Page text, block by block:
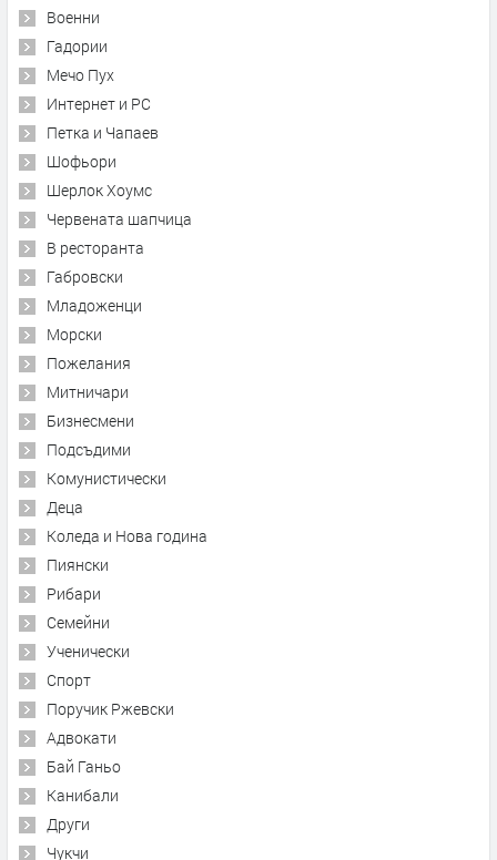
Военни
Гадории
Мечо Пух
Интернет и PC
Петка и Чапаев
Шофьори
Шерлок Хоумс
Червената шапчица
В ресторанта
Габровски
Младоженци
Морски
Пожелания
Митничари
Бизнесмени
Подсъдими
Комунистически
Деца
Коледа и Нова година
Пиянски
Рибари
Семейни
Ученически
Спорт
Поручик Ржевски
Адвокати
Бай Ганьо
Канибали
Други
Чукчи